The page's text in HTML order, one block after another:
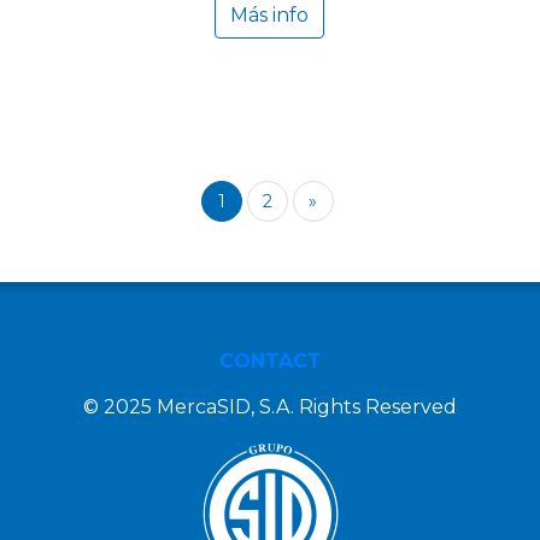
Más info
1 2 »
CONTACT
© 2025 MercaSID, S.A. Rights Reserved